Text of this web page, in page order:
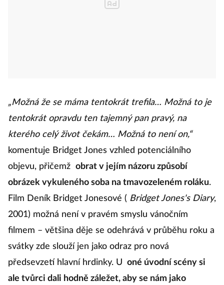
„Možná že se máma tentokrát trefila… Možná to je
tentokrát opravdu ten tajemný pan pravý, na
kterého celý život čekám… Možná to není on,“
komentuje Bridget Jones vzhled potenciálního
objevu, přičemž obrat v jejím názoru způsobí
obrázek vykuleného soba na tmavozeleném roláku.
Film Deník Bridget Jonesové ( Bridget Jones's Diary,
2001) možná není v pravém smyslu vánočním
filmem – většina děje se odehrává v průběhu roku a
svátky zde slouží jen jako odraz pro nová
předsevzetí hlavní hrdinky. U oné úvodní scény si
ale tvůrci dali hodně záležet, aby se nám jako